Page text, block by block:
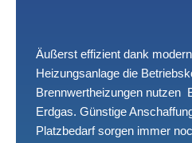
Äußerst effizient dank
Heizungsanlage die
Brennwertheizungen nutzen
Erdgas. Günstige
Platzbedarf sorgen immer